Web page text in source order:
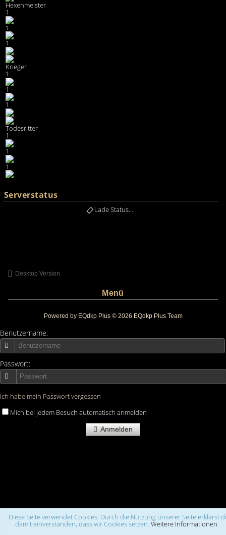
Diese Seite verwendet Cookies. Durch die Nutzung unserer Seite erklärst
damit einverstanden, dass wir Cookies setzen. Weitere Informationen
Hexenmeister
1
1
1
Krieger
1
1
1
Todesritter
1
1
1
Serverstatus
Lade Status...
Desktop Version
Menü
Powered by EQdkp Plus© 2026 EQdkp Plus Team
Benutzername:
Passwort:
Ich habe mein Passwort vergessen
Mich bei jedem Besuch automatisch anmelden
Anmelden